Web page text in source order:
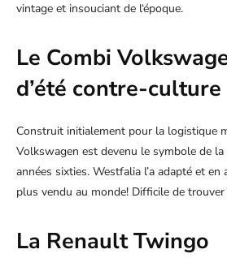
vintage et insouciant de l‘époque.
Le Combi
d’été contre-culture
Construit initialement pour la logistique
Volkswagen est devenu le symbole de
années sixties. Westfalia l’a adapté et
plus vendu au monde! Difficile de
La Renault Twingo